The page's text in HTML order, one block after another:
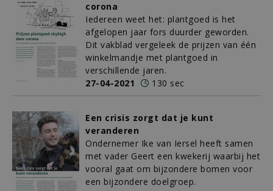
corona
Iedereen weet het: plantgoed is het
afgelopen jaar fors duurder geworden.
Dit vakblad vergeleek de prijzen van één
winkelmandje met plantgoed in
verschillende jaren.
27-04-2021
130 sec
Een crisis zorgt dat je kunt
veranderen
Ondernemer Ike van Iersel heeft samen
met vader Geert een kwekerij waarbij het
vooral gaat om bijzondere bomen voor
een bijzondere doelgroep.